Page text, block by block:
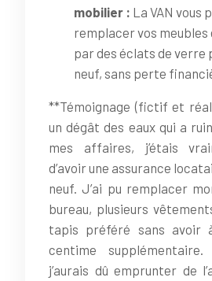
mobilier : La VAN vous
remplacer vos meubles
par des éclats de verre
neuf, sans perte
**Témoignage (fictif et
un dégât des eaux qui a
mes affaires, j’étais
d’avoir une assurance
neuf. J’ai pu remplacer
bureau, plusieurs
tapis préféré sans avoir
centime
j’aurais dû emprunter de